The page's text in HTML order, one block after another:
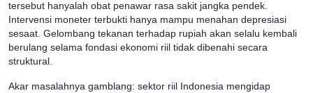
tersebut hanyalah obat penawar rasa sakit jangka pendek.
Intervensi moneter terbukti hanya mampu menahan depresiasi
sesaat. Gelombang tekanan terhadap rupiah akan selalu kembali
berulang selama fondasi ekonomi riil tidak dibenahi secara
struktural.
Akar masalahnya gamblang: sektor riil Indonesia mengidap